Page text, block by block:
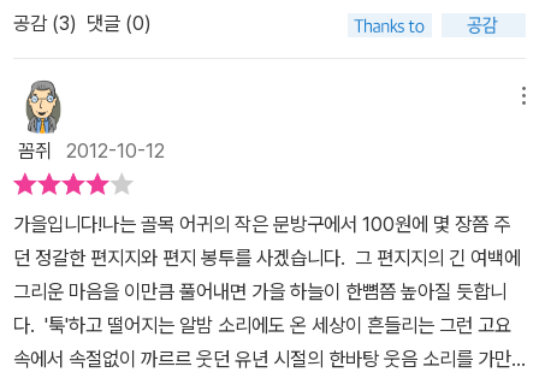
있다. 보라색 펜으로 시를 옮겨적던 그 베레모 쓴 여고생과 팍팍한 현
지만 아직도 헤어지지 못하는 인연의 끈처럼 활자 주변을 맴돌고 글
나부랭이를 쓰고 있는 '우리가 사랑에 빠졌을 때'는 언제였을까. 시
집 같은 모양을 한 <우리가 사랑에 빠졌을 때>는 정호승, 안도현, 장
석남 시인과 평론가 하응백의 연애담이다. 삶을 사는 일, 시를 쓰는 일
이 연애와 같다는 공식을 두었을 때 말이다. 나는 이 공식에 동의하는
사람이고. 이들 4명이 어떠한 시와 조응하게 되는 삶의 순간들이
란 명멸하는 별빛이라기보다 백일몽처럼 떠있는 새파란 하늘의 하얀
낮달 같은 것이다. 부끄러운 듯 모습을 다 드러내지 않고 상현달 조각
으로 창백한 뺨 한 쪽을 내보이던 낮달. 나는 어느 포구에서 나를 내려
로 작은 사람들, 지는 해의 빛은 한없이 부드럽고 넓게 펼쳐진 하늘엔
시인들의 별자리가 선명하다. 별을 보고 예수를 찾아갔던 동방박사들
처럼 시인들도 독자들에게 삶의 궁극으로 이르는 길을 보여주겠다는
뜻인가?실제로 이 책은 2006년 <사랑은 다 그렇다>로 나왔다가 제
목과 구성을 바꾸어 나온 책이라는 것을 먼저 알려주어야겠다. 다른
책인줄 알고 새로 샀다가 낭패당하는 일 없으시도록! 이 책은 세 명의
시인과 한 명의 평론가가 쓴 산문집이다. 자신들의 삶에 길이길이 영
향을 미치고 있는 시들을 끌어올려 그들만의 고유한 잔에 담아 우리
에게 들이밀고 있다. 할 말 시원하게 할 수 있는 산문을 통하여 자신의
담백함과 화려함을 동시에 뽐내기도 한다. 정호승- 기다린다는 것은
오지 않는단 것을.. 안도현의 <고래를 기다리며>는 정호승 시인에게
공감 (3) 댓글 (0)
꼼쥐 2012-10-12
가을입니다!나는 골목 어귀의 작은 문방구에서 100원에 몇 장쯤 주
던 정갈한 편지지와 편지 봉투를 사겠습니다. 그 편지지의 긴 여백에
그리운 마음을 이만큼 풀어내면 가을 하늘이 한뼘쯤 높아질 듯합니
다. '툭'하고 떨어지는 알밤 소리에도 온 세상이 흔들리는 그런 고요
속에서 속절없이 까르르 웃던 유년 시절의 한바탕 웃음 소리를 가만